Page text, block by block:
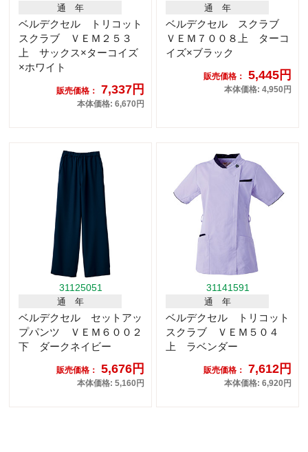
通 年
ベルデクセル トリコット
スクラブ ＶＥＭ２５３
上 サックス×ターコイズ
×ホワイト
販売価格： 7,337円
本体価格: 6,670円
通 年
ベルデクセル スクラブ
ＶＥＭ７００８上 ターコ
イズ×ブラック
販売価格： 5,445円
本体価格: 4,950円
31125051
通 年
ベルデクセル セットアッ
プパンツ ＶＥＭ６００２
下 ダークネイビー
販売価格： 5,676円
本体価格: 5,160円
31141591
通 年
ベルデクセル トリコット
スクラブ ＶＥＭ５０４
上 ラベンダー
販売価格： 7,612円
本体価格: 6,920円